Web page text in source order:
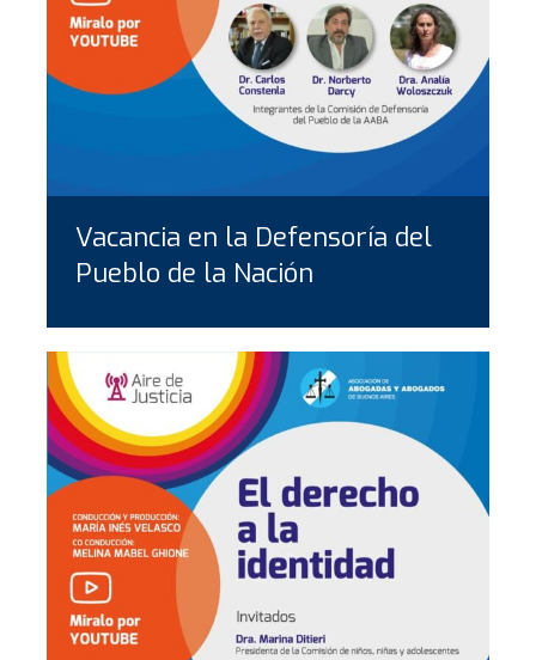
Vacancia en la Defensoría del
Pueblo de la Nación